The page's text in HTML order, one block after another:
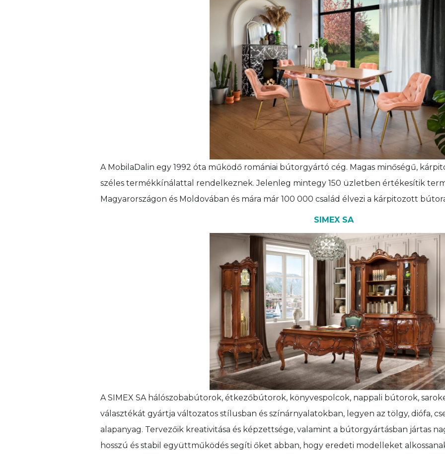
A MobilaDalin egy 1992 óta működő romániai bútorgyártó cég. Magas minőségű,
széles termékkínálattal rendelkeznek. Jelenleg mintegy 150 üzletben értékesítik
Magyarországon és Moldovában és mára már 100 000 család élvezi a kárpitozott
SIMEX SA
A SIMEX SA hálószobabútorok, étkezőbútorok, könyvespolcok, nappali bútorok,
választékát gyártja változatos stílusban és színárnyalatokban, legyen az tölgy, diófa,
alapanyag. Tervezőik kreativitása és képzettsége, valamint a bútorgyártásban jártas
hosszú és stabil együttműködés segíti őket abban, hogy eredeti modelleket